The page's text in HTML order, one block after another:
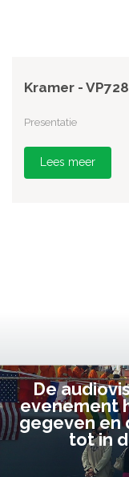
Kramer -
Presentatie
Lees meer
De
evenement
gegeven en
tot in